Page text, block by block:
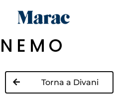
NEMO
Torna a Divani